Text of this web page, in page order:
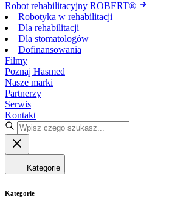
Robot rehabilitacyjny ROBERT®
Robotyka w rehabilitacji
Dla rehabilitacji
Dla stomatologów
Dofinansowania
Filmy
Poznaj Hasmed
Nasze marki
Partnerzy
Serwis
Kontakt
Kategorie
Kategorie